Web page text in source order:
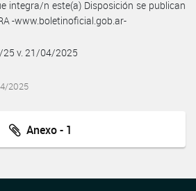
integra/n este(a) Disposición se publican
-www.boletinoficial.gob.ar-
v. 21/04/2025
2025
Anexo - 1